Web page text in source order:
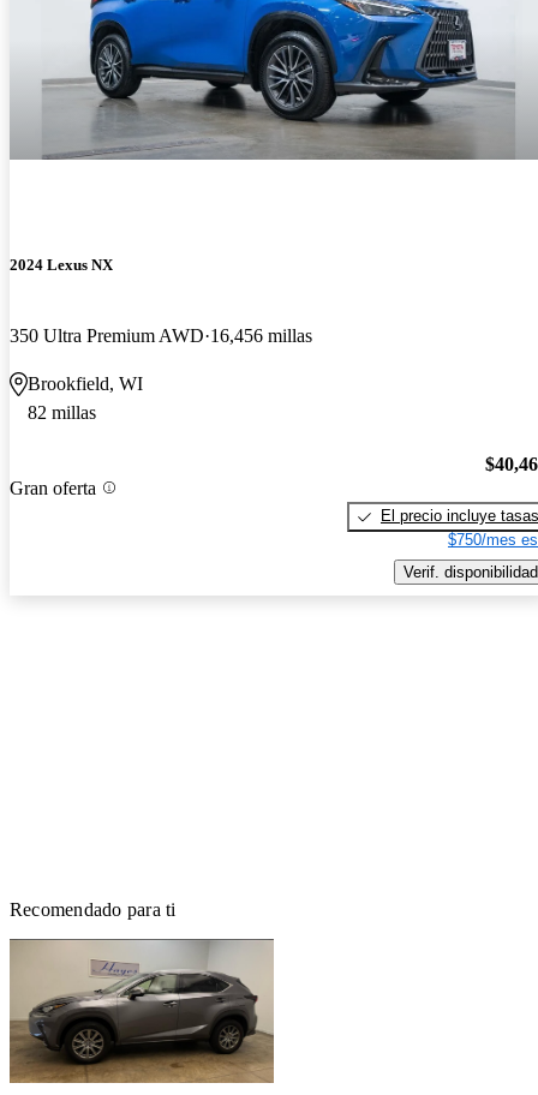
2024 Lexus NX
350 Ultra Premium AWD 16,456 millas
Brookfield, WI
82 millas
Gran oferta
El precio incluye tasas
$750/mes
Verif. disponibilidad
Recomendado para ti